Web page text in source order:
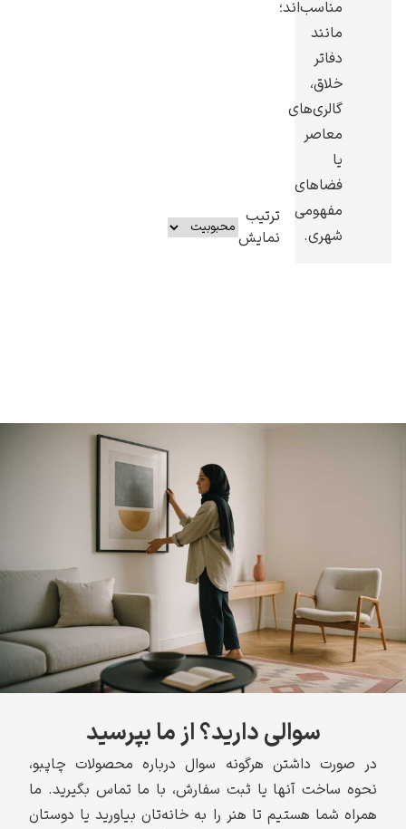
مناسب‌اند؛
مانند
دفاتر
خلاق،
گالری‌های
معاصر
یا
فضاهای
مفهومی
شهری.
ترتیب
نمایش
سوالی دارید؟ از ما بپرسید
در صورت داشتن هرگونه سوال درباره محصولات چاپبو،
نحوه ساخت آنها یا ثبت سفارش، با ما تماس بگیرید. ما
همراه شما هستیم تا هنر را به خانه‌تان بیاورید یا دوستان